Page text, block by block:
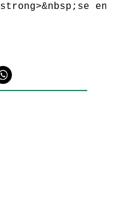
strong>&nbsp; se